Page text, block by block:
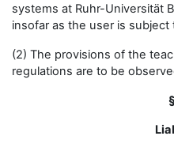
systems at Ruhr-Universität
insofar as the user is subject
(2) The provisions of the
regulations are to be